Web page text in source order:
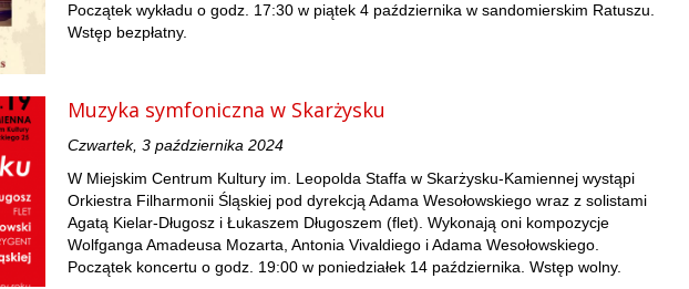
Początek wykładu o godz. 17:30 w piątek 4 października w sandomierskim Ratuszu.
Wstęp bezpłatny.
Muzyka symfoniczna w Skarżysku
Czwartek, 3 października 2024
W Miejskim Centrum Kultury im. Leopolda Staffa w Skarżysku-Kamiennej wystąpi
Orkiestra Filharmonii Śląskiej pod dyrekcją Adama Wesołowskiego wraz z solistami
Agatą Kielar-Długosz i Łukaszem Długoszem (flet). Wykonają oni kompozycje
Wolfganga Amadeusa Mozarta, Antonia Vivaldiego i Adama Wesołowskiego.
Początek koncertu o godz. 19:00 w poniedziałek 14 października. Wstęp wolny.